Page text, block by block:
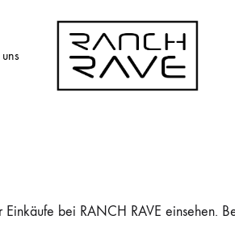
bei RANCH RAVE einsehen.